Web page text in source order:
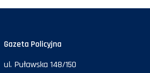
Gazeta Policyjna
ul. Puławska 148/150